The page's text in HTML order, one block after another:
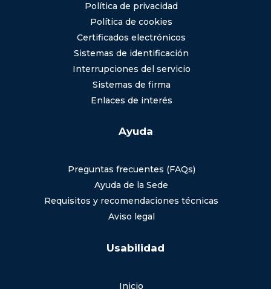
Política de privacidad
Política de cookies
Certificados electrónicos
Sistemas de identificación
Interrupciones del servicio
Sistemas de firma
Enlaces de interés
Ayuda
Preguntas frecuentes (FAQs)
Ayuda de la Sede
Requisitos y recomendaciones técnicas
Aviso legal
Usabilidad
Inicio